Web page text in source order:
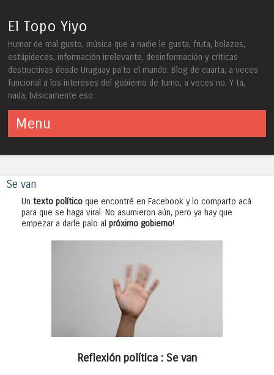
El Topo Yiyo
Humor de mal gusto, música que a nadie le gusta, fruta, bolazos,
estúpideces, información irrelevante, desinformación y críticas
destructivas desde Uruguay pa'to el mundo. Blog de cuarta, a veces
funcional a los intereses del gobierno de turno, a veces no. Y ta,
nada, básicamente eso.
Menu
Se van
Un texto político que encontré en Facebook y lo comparto acá
para que se haga viral. No asumieron aún, pero ya hay que
empezar a darle palo al próximo gobierno!
Reflexión política : Se van